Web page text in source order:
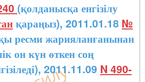
(қолданысқа енгізілу
қараңыз), 2011.01.18 №
ресми жарияланғанынан
он күн өткен соң
2011.11.09 N 490-